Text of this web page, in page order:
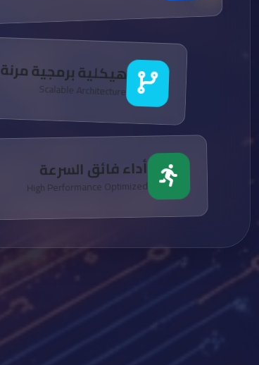
هيكلية برمجية مرنة
Scalable Architecture
أداء فائق السرعة
High Performance Optimized